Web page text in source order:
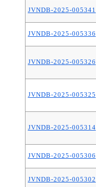
JVNDB-2025-005341
JVNDB-2025-005336
JVNDB-2025-005326
JVNDB-2025-005325
JVNDB-2025-005314
JVNDB-2025-005306
JVNDB-2025-005302